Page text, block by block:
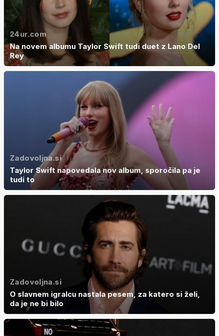
24ur.com
Na novem albumu Taylor Swift tudi duet z Lano Del
Rey
Zadovoljna.si
Taylor Swift napovedala nov album, sporočila pa je
tudi to
Zadovoljna.si
O slavnem igralcu nastala pesem, za katero si želi,
da je ne bi bilo